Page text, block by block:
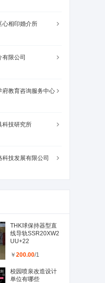
心相印婚介所
有限公司
府教育咨询服务中心
科技研究所
科技发展有限公司
THK球保持器型直
线导轨SSR20XW2
UU+22
￥ 200.00/1
校园喷泉改造设计
单位有哪些